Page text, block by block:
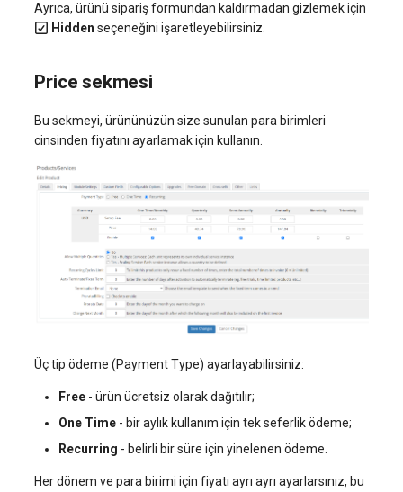
Ayrıca, ürünü sipariş formundan kaldırmadan gizlemek için
Hidden seçeneğini işaretleyebilirsiniz.
Price sekmesi
Bu sekmeyi, ürününüzün size sunulan para birimleri
cinsinden fiyatını ayarlamak için kullanın.
Üç tip ödeme (Payment Type) ayarlayabilirsiniz:
Free- ürün ücretsiz olarak dağıtılır;
One Time- bir aylık kullanım için tek seferlik ödeme;
Recurring - belirli bir süre için yinelenen ödeme.
Her dönem ve para birimi için fiyatı ayrı ayrı ayarlarsınız, bu